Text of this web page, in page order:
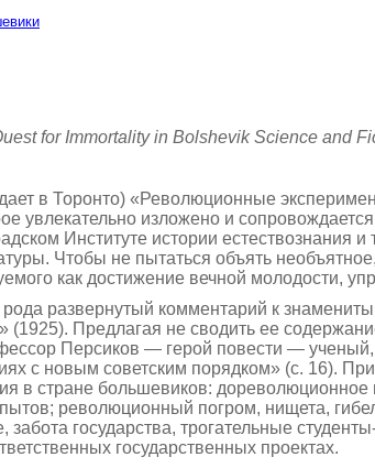
for Immortality in Bolshevik Science and
в Торонто) «Революционные
увлекательно изложено и
Институте истории
Чтобы не пытаться объять
как достижение вечной молодости,
развернутый комментарий к
Предлагая не сводить ее
Персиков — герой повести —
с новым советским порядком» (с. 16).
в стране большевиков:
революционный погром, нищета,
государства, трогательные
государственных проектах.